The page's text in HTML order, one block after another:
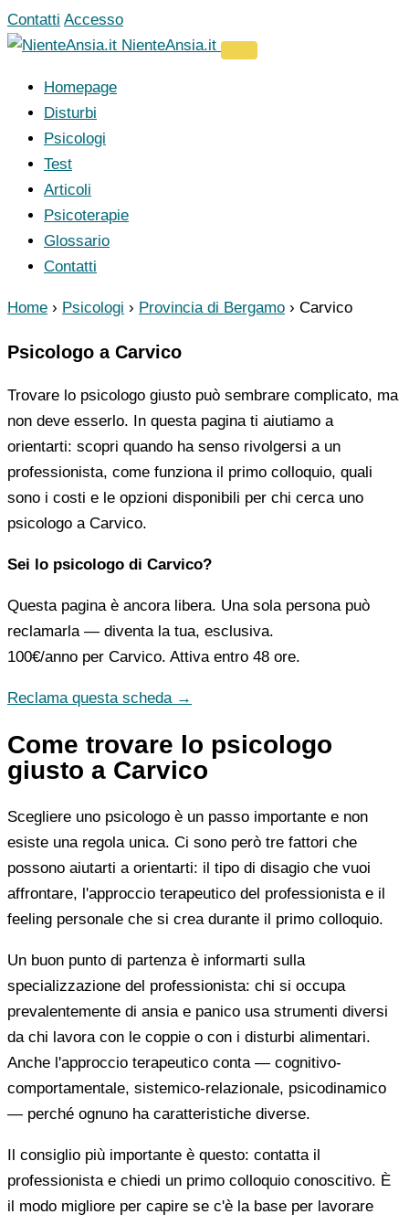
Vai
al
Contatti Accesso
NienteAnsia.it
Homepage
Disturbi
Psicologi
Test
Articoli
Psicoterapie
Glossario
Contatti
Home › Psicologi › Provincia di Bergamo › Carvico
Psicologo a Carvico
Trovare lo psicologo giusto può sembrare complicato, ma
non deve esserlo. In questa pagina ti aiutiamo a
orientarti: scopri quando ha senso rivolgersi a un
professionista, come funziona il primo colloquio, quali
sono i costi e le opzioni disponibili per chi cerca uno
psicologo a Carvico.
Sei lo psicologo di Carvico?
Questa pagina è ancora libera. Una sola persona può
reclamarla — diventa la tua, esclusiva.
100€/anno per Carvico. Attiva entro 48 ore.
Reclama questa scheda →
Come trovare lo psicologo
giusto a Carvico
Scegliere uno psicologo è un passo importante e non
esiste una regola unica. Ci sono però tre fattori che
possono aiutarti a orientarti: il tipo di disagio che vuoi
affrontare, l'approccio terapeutico del professionista e il
feeling personale che si crea durante il primo colloquio.
Un buon punto di partenza è informarti sulla
specializzazione del professionista: chi si occupa
prevalentemente di ansia e panico usa strumenti diversi
da chi lavora con le coppie o con i disturbi alimentari.
Anche l'approccio terapeutico conta — cognitivo-
comportamentale, sistemico-relazionale, psicodinamico
— perché ognuno ha caratteristiche diverse.
Il consiglio più importante è questo: contatta il
professionista e chiedi un primo colloquio conoscitivo. È
il modo migliore per capire se c'è la base per lavorare